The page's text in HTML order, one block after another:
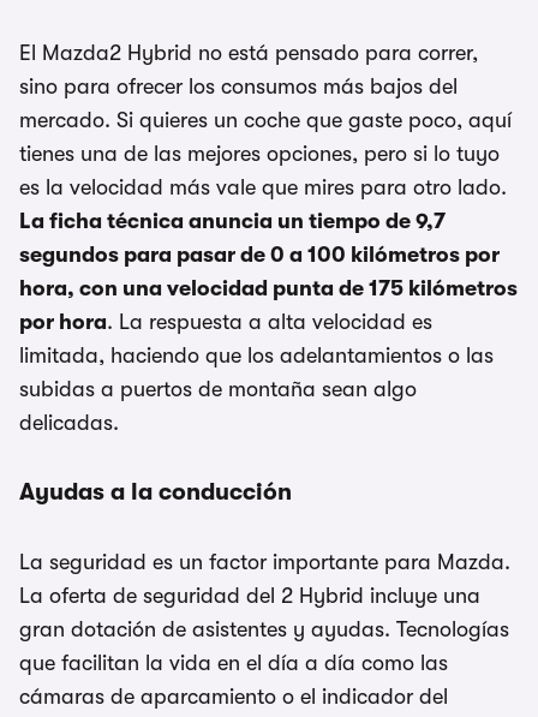
El Mazda2 Hybrid no está pensado para correr,
sino para ofrecer los consumos más bajos del
mercado. Si quieres un coche que gaste poco, aquí
tienes una de las mejores opciones, pero si lo tuyo
es la velocidad más vale que mires para otro lado.
La ficha técnica anuncia un tiempo de 9,7
segundos para pasar de 0 a 100 kilómetros por
hora, con una velocidad punta de 175 kilómetros
por hora. La respuesta a alta velocidad es
limitada, haciendo que los adelantamientos o las
subidas a puertos de montaña sean algo
delicadas.
Ayudas a la conducción
La seguridad es un factor importante para Mazda.
La oferta de seguridad del 2 Hybrid incluye una
gran dotación de asistentes y ayudas. Tecnologías
que facilitan la vida en el día a día como las
cámaras de aparcamiento o el indicador del